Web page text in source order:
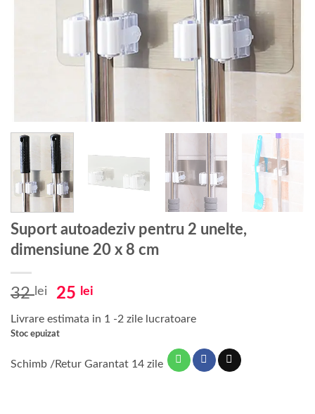
Suport autoadeziv pentru 2 unelte,
dimensiune 20 x 8 cm
32 lei
Prețul
inițial
a
32 lei.
25 lei
este:
Livrare estimata in 1 -2 zile lucratoare
Stoc epuizat
Schimb /Retur Garantat 14 zile